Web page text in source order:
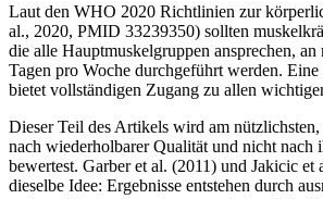
Laut den WHO 2020 Richtlinien zur
al., 2020, PMID 33239350) sollten
die alle Hauptmuskelgruppen ansprechen, an
Tagen pro Woche durchgeführt werden.
bietet vollständigen Zugang zu allen
Dieser Teil des Artikels wird am
nach wiederholbarer Qualität und nicht nach
bewertest. Garber et al. (2011) und Jakicic et
dieselbe Idee: Ergebnisse entstehen durch